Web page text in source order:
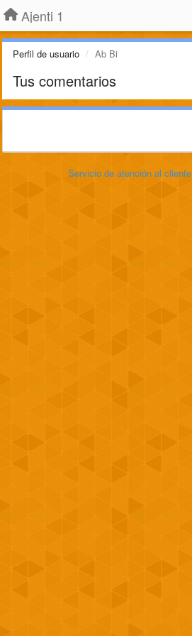
Ajenti 1
Perfil de usuario Ab Bi
Tus comentarios
Servicio de atención al cliente